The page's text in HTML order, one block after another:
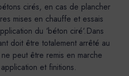
cirés, en cas de plancher
mises en chauffe et essais
du ‘béton ciré‘.Dans
doit être totalement arrêté au
peut être remis en marche
et finitions.